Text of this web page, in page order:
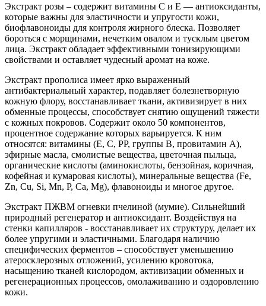
Экстракт розы – содержит витамины С и Е — антиоксиданты,
которые важны для эластичности и упругости кожи,
биофлавоноиды для контроля жирного блеска. Позволяет
бороться с морщинами, нечетким овалом и тусклым цветом
лица. Экстракт обладает эффективными тонизирующими
свойствами и оставляет чудесный аромат на коже.
Экстракт прополиса имеет ярко выраженный
антибактериальный характер, подавляет болезнетворную
кожную флору, восстанавливает ткани, активизирует в них
обменные процессы, способствует снятию ощущений тяжести
с кожных покровов. Содержит около 50 компонентов,
процентное содержание которых варьируется. К ним
относятся: витамины (E, C, PP, группы B, провитамин A),
эфирные масла, смолистые вещества, цветочная пыльца,
органические кислоты (аминокислоты, бензойная, коричная,
кофейная и кумаровая кислоты), минеральные вещества (Fe,
Zn, Cu, Si, Mn, P, Ca, Mg), флавоноиды и многое другое.
Экстракт ПЖВМ огневки пчелиной (мумие). Сильнейший
природный регенератор и антиоксидант. Воздействуя на
стенки капилляров - восстанавливает их структуру, делает их
более упругими и эластичными. Благодаря наличию
специфических ферментов – способствует уменьшению
атеросклерозных отложений, усилению кровотока,
насыщению тканей кислородом, активизации обменных и
регенерационных процессов, омолаживанию и оздоровлению
кожи.